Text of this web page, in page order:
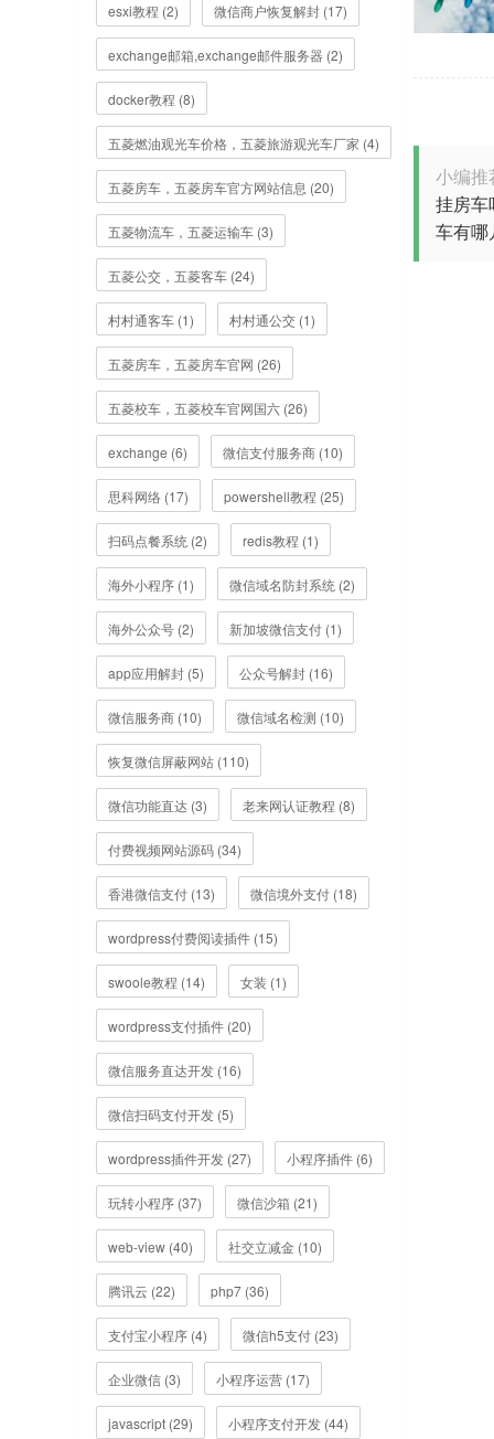
esxi教程 (2) 微信商户恢复解封 (17)
exchange邮箱,exchange邮件服务器 (2)
docker教程 (8)
五菱燃油观光车价格，五菱旅游观光车厂家 (4)
五菱房车，五菱房车官方网站信息 (20)
五菱物流车，五菱运输车 (3)
五菱公交，五菱客车 (24)
村村通客车 (1) 村村通公交 (1)
五菱房车，五菱房车官网 (26)
五菱校车，五菱校车官网国六 (26)
exchange (6) 微信支付服务商 (10)
思科网络 (17) powershell教程 (25)
扫码点餐系统 (2) redis教程 (1)
海外小程序 (1) 微信域名防封系统 (2)
海外公众号 (2) 新加坡微信支付 (1)
app应用解封 (5) 公众号解封 (16)
微信服务商 (10) 微信域名检测 (10)
恢复微信屏蔽网站 (110)
微信功能直达 (3) 老来网认证教程 (8)
付费视频网站源码 (34)
香港微信支付 (13) 微信境外支付 (18)
wordpress付费阅读插件 (15)
swoole教程 (14) 女装 (1)
wordpress支付插件 (20)
微信服务直达开发 (16)
微信扫码支付开发 (5)
wordpress插件开发 (27) 小程序插件 (6)
玩转小程序 (37) 微信沙箱 (21)
web-view (40) 社交立减金 (10)
腾讯云 (22) php7 (36)
支付宝小程序 (4) 微信h5支付 (23)
企业微信 (3) 小程序运营 (17)
javascript (29) 小程序支付开发 (44)
小编
挂房车
车有哪